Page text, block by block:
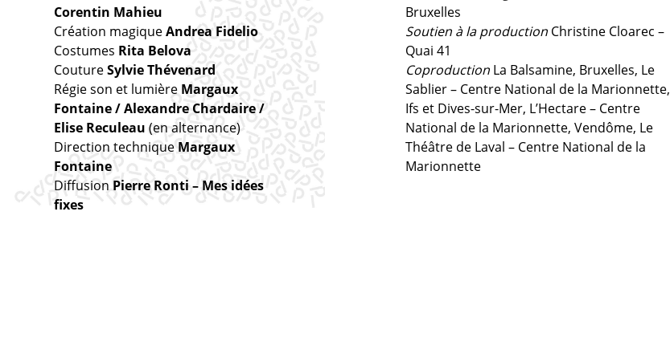
Corentin Mahieu
Création magiqueAndrea Fidelio
Costumes Rita Belova
CoutureSylvie Thévenard
Régie son et lumière Margaux
Fontaine / Alexandre Chardaire /
Elise Reculeau (en alternance)
Direction technique Margaux
Fontaine
Diffusion Pierre Ronti – Mes idées
fixes
Bruxelles
Soutien à la productionChristine Cloarec –
Quai 41
CoproductionLa Balsamine, Bruxelles, Le
Sablier – Centre National de la Marionnette,
Ifs et Dives-sur-Mer, L’Hectare – Centre
National de la Marionnette, Vendôme, Le
Théâtre de Laval – Centre National de la
Marionnette